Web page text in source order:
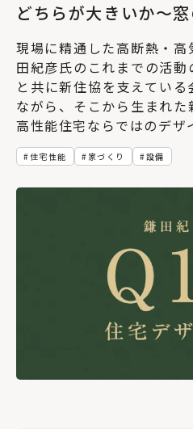
どちらが大きいか～窓
住宅性能 家づくり 設備
現場に精通した高断熱・
田紀彦氏のこれまでの活
と共に新住協を支えてい
ながら、そこから生まれた
高性能住宅ならではのデザ